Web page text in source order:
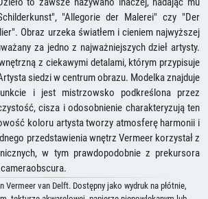
"Allegorie der Malerei" czy "Der
Obraz urzeka światłem i cieniem najwyższej
za jedno z najważniejszych dzieł artysty.
z ciekawymi detalami, którym przypisuje
siedzi w centrum obrazu. Modelka znajduje
i jest mistrzowsko podkreślona przez
cisza i odosobnienie charakteryzują ten
koloru artysta tworzy atmosferę harmonii i
przedstawienia wnętrz Vermeer korzystał z
w tym prawdopodobnie z prekursora
Vermeer van Delft. Dostępny jako wydruk na płótnie,